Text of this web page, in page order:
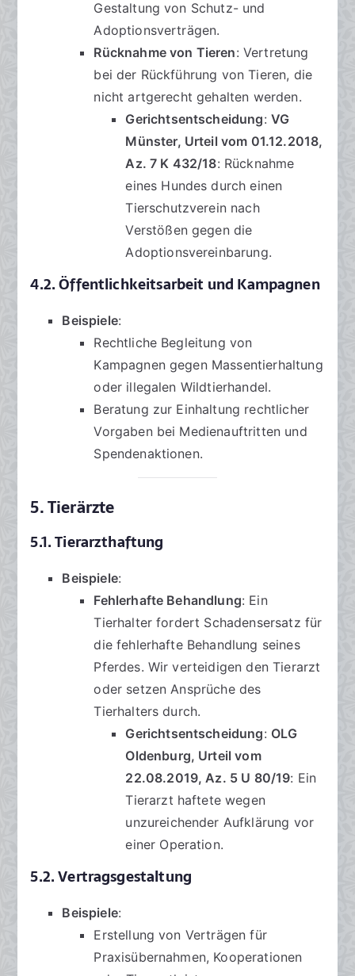
Gestaltung von Schutz- und
Adoptionsverträgen.
Rücknahme von Tieren: Vertretung
bei der Rückführung von Tieren, die
nicht artgerecht gehalten werden.
Gerichtsentscheidung: VG
Münster, Urteil vom 01.12.2018,
Az. 7 K 432/18: Rücknahme
eines Hundes durch einen
Tierschutzverein nach
Verstößen gegen die
Adoptionsvereinbarung.
4.2. Öffentlichkeitsarbeit und Kampagnen
Beispiele:
Rechtliche Begleitung von
Kampagnen gegen Massentierhaltung
oder illegalen Wildtierhandel.
Beratung zur Einhaltung rechtlicher
Vorgaben bei Medienauftritten und
Spendenaktionen.
5. Tierärzte
5.1. Tierarzthaftung
Beispiele:
Fehlerhafte Behandlung: Ein
Tierhalter fordert Schadensersatz für
die fehlerhafte Behandlung seines
Pferdes. Wir verteidigen den Tierarzt
oder setzen Ansprüche des
Tierhalters durch.
Gerichtsentscheidung: OLG
Oldenburg, Urteil vom
22.08.2019, Az. 5 U 80/19: Ein
Tierarzt haftete wegen
unzureichender Aufklärung vor
einer Operation.
5.2. Vertragsgestaltung
Beispiele:
Erstellung von Verträgen für
Praxisübernahmen, Kooperationen